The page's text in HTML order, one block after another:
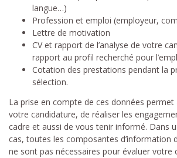
langue…)
Profession et emploi (employeur,
Lettre de motivation
CV et rapport de l’analyse de votre
rapport au profil recherché pour
Cotation des prestations pendant la
sélection.
La prise en compte de ces données permet
votre candidature, de réaliser les
cadre et aussi de vous tenir informé. Dans
cas, toutes les composantes d’information
ne sont pas nécessaires pour évaluer votre